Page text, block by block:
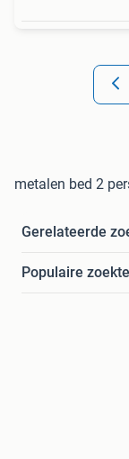
metalen bed 2
Gerelateerde
Populaire